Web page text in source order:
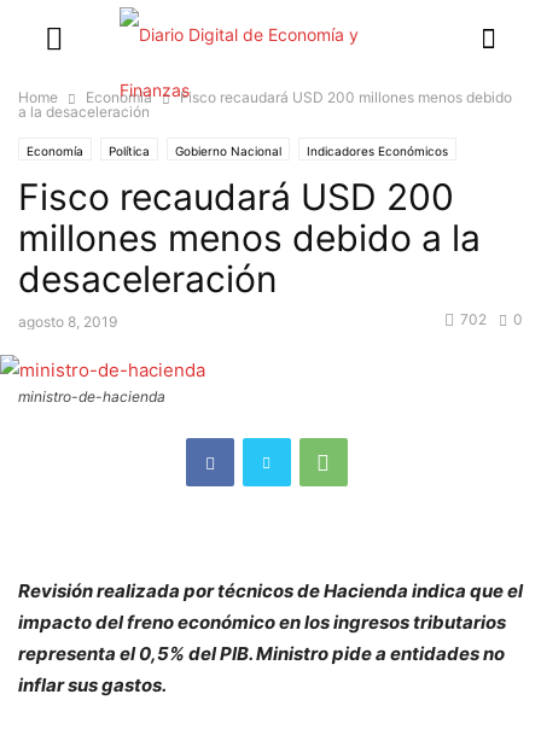
Home Economía
Fisco recaudará USD 200 millones menos debido
a la desaceleración
Economía Política Gobierno Nacional Indicadores Económicos
Fisco recaudará USD 200
millones menos debido a la
desaceleración
agosto 8, 2019 0
702
ministro-de-hacienda
Revisión realizada por técnicos de Hacienda indica que el
impacto del freno económico en los ingresos tributarios
representa el 0,5% del PIB. Ministro pide a entidades no
inflar sus gastos.